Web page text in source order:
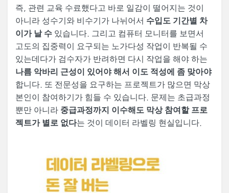
즉, 관련 교육 수료했다고 바로 일감이 떨어지는 것이
아니라 성수기와 비수기가 나뉘어서 수입도 기간별 차
이가 날 수 있습니다. 그리고 컴퓨터 모니터를 보면서
고도의 집중력이 요구되는 노가다성 작업이 반복될 수
있는데다가 검수자가 반려하면 다시 작업을 해야 하는
나름 악바리 근성이 있어야 해서 이도 적성에 좀 맞아야
합니다. 또 전문성을 요구하는 프로젝트가 많으면 막상
본인이 참여하기가 힘들 수 있습니다. 문제는 초급과정
뿐만 아니라 중급과정까지 이수해도 막상 참여할 프로
젝트가 별로 없다는 것이 데이터 라벨링 현실입니다.